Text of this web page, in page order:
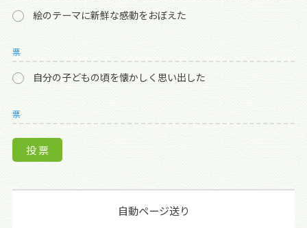
絵のテーマに新鮮な感動をおぼえた
票
自分の子どもの頃を懐かしく思い出した
票
自動ページ送り